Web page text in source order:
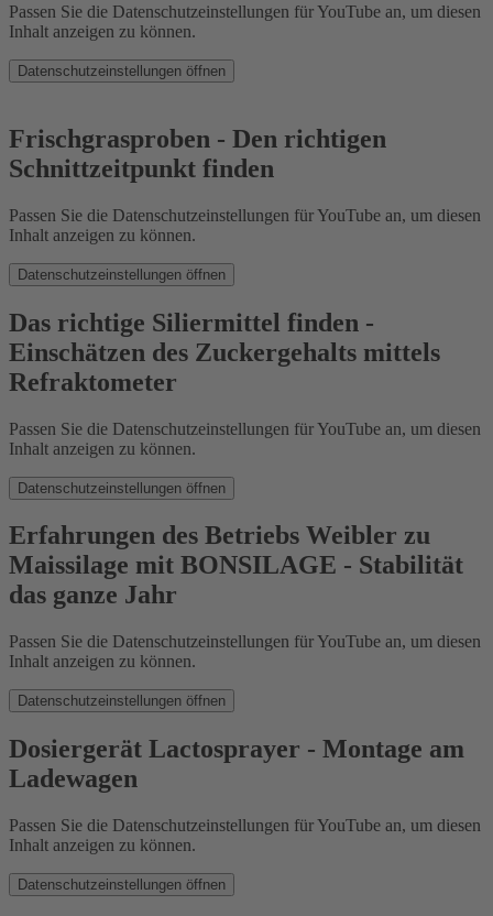
Passen Sie die Datenschutzeinstellungen für YouTube an, um diesen
Inhalt anzeigen zu können.
Datenschutzeinstellungen öffnen
Frischgrasproben - Den richtigen
Schnittzeitpunkt finden
Passen Sie die Datenschutzeinstellungen für YouTube an, um diesen
Inhalt anzeigen zu können.
Datenschutzeinstellungen öffnen
Das richtige Siliermittel finden -
Einschätzen des Zuckergehalts mittels
Refraktometer
Passen Sie die Datenschutzeinstellungen für YouTube an, um diesen
Inhalt anzeigen zu können.
Datenschutzeinstellungen öffnen
Erfahrungen des Betriebs Weibler zu
Maissilage mit BONSILAGE - Stabilität
das ganze Jahr
Passen Sie die Datenschutzeinstellungen für YouTube an, um diesen
Inhalt anzeigen zu können.
Datenschutzeinstellungen öffnen
Dosiergerät Lactosprayer - Montage am
Ladewagen
Passen Sie die Datenschutzeinstellungen für YouTube an, um diesen
Inhalt anzeigen zu können.
Datenschutzeinstellungen öffnen